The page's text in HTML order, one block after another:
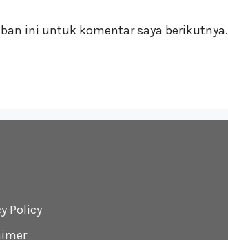
ini untuk komentar saya berikutnya.
Policy